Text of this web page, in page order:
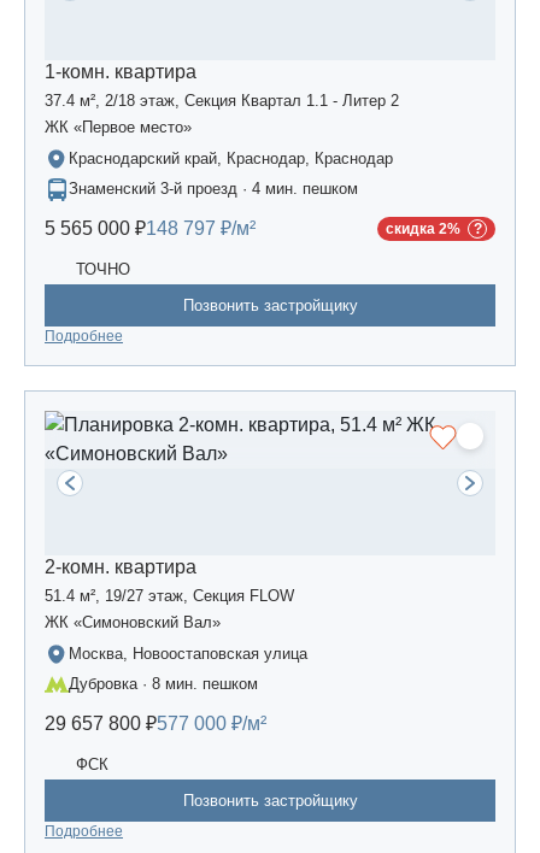
1-комн. квартира
37.4 м², 2/18 этаж, Секция Квартал 1.1 - Литер 2
ЖК «Первое место»
Краснодарский край, Краснодар, Краснодар
Знаменский 3-й проезд · 4 мин. пешком
5 565 000 ₽148 797 ₽/м² скидка 2%
ТОЧНО
Позвонить застройщику
Подробнее
2-комн. квартира
51.4 м², 19/27 этаж, Секция FLOW
ЖК «Симоновский Вал»
Москва, Новоостаповская улица
Дубровка · 8 мин. пешком
29 657 800 ₽577 000 ₽/м²
ФСК
Позвонить застройщику
Подробнее